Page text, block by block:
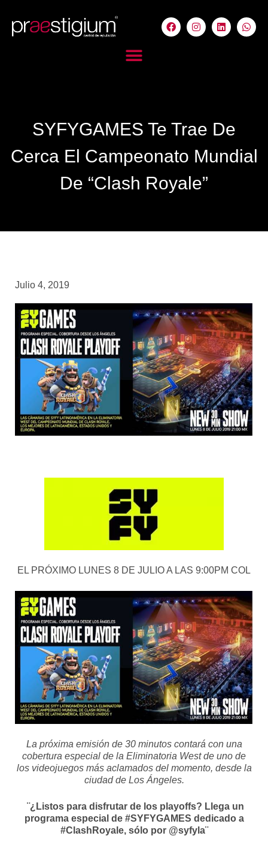
SYFYGAMES Te Trae De
Cerca El Campeonato Mundial
De “Clash Royale”
Julio 4, 2019
EL PRÓXIMO LUNES 8 DE JULIO A LAS 9:00PM COL
La próxima emisión de 30 minutos contará con una
cobertura especial de la Eliminatoria West de uno de
los videojuegos más aclamados del momento, desde la
ciudad de Los Ángeles.
¨¿Listos para disfrutar de los playoffs? Llega un
programa especial de #SYFYGAMES dedicado a
#ClashRoyale, sólo por @syfyla¨